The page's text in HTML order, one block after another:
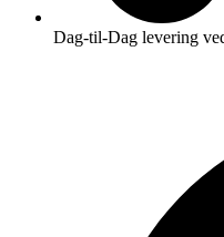
Dag-til-Dag levering